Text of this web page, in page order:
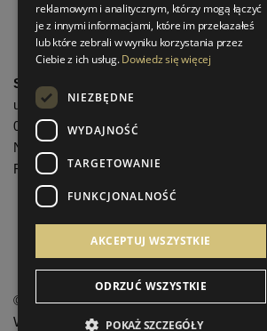
StrefaLuksusu.pl
ul. Bartycka 24/26 Pawilon 227
00-716 Warszawa
NIP: 8251972213
REGON: 06035139
Menu informacyjne
©
StrefaLuksusu.pl
Wszelkie prawa zastrzeżone
reklamowym i analitycznym, którzy mogą łączyć
je z innymi informacjami, które im przekazałeś
lub które zebrali w wyniku korzystania przez
Ciebie z ich usług.Dowiedz się więcej
NIEZBĘDNE
WYDAJNOŚĆ
TARGETOWANIE
FUNKCJONALNOŚĆ
AKCEPTUJ WSZYSTKIE
ODRZUĆ WSZYSTKIE
POKAŻ SZCZEGÓŁY